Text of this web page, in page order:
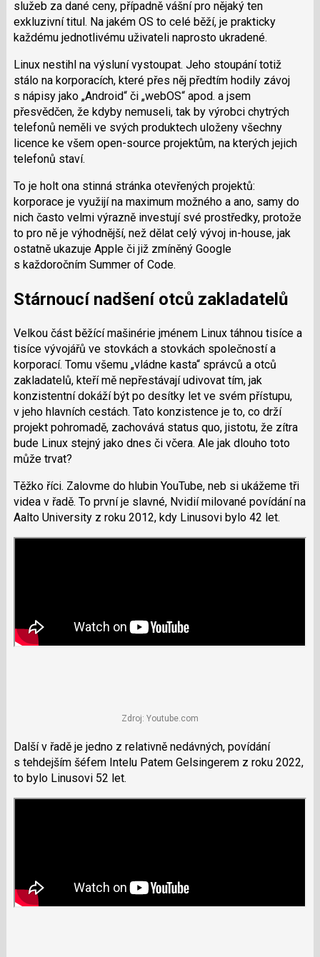
služeb za dané ceny, případně vášní pro nějaký ten
exkluzivní titul. Na jakém OS to celé běží, je prakticky
každému jednotlivému uživateli naprosto ukradené.
Linux nestihl na výsluní vystoupat. Jeho stoupání totiž
stálo na korporacích, které přes něj předtím hodily závoj
s nápisy jako „Android“ či „webOS“ apod. a jsem
přesvědčen, že kdyby nemuseli, tak by výrobci chytrých
telefonů neměli ve svých produktech uloženy všechny
licence ke všem open-source projektům, na kterých jejich
telefonů staví.
To je holt ona stinná stránka otevřených projektů:
korporace je využijí na maximum možného a ano, samy do
nich často velmi výrazně investují své prostředky, protože
to pro ně je výhodnější, než dělat celý vývoj in-house, jak
ostatně ukazuje Apple či již zmíněný Google
s každoročním Summer of Code.
Stárnoucí nadšení otců zakladatelů
Velkou část běžící mašinérie jménem Linux táhnou tisíce a
tisíce vývojářů ve stovkách a stovkách společností a
korporací. Tomu všemu „vládne kasta“ správců a otců
zakladatelů, kteří mě nepřestávají udivovat tím, jak
konzistentní dokáží být po desítky let ve svém přístupu,
v jeho hlavních cestách. Tato konzistence je to, co drží
projekt pohromadě, zachovává status quo, jistotu, že zítra
bude Linux stejný jako dnes či včera. Ale jak dlouho toto
může trvat?
Těžko říci. Zalovme do hlubin YouTube, neb si ukážeme tři
videa v řadě. To první je slavné, Nvidií milované povídání na
Aalto University z roku 2012, kdy Linusovi bylo 42 let.
Zdroj: Youtube.com
Další v řadě je jedno z relativně nedávných, povídání
s tehdejším šéfem Intelu Patem Gelsingerem z roku 2022,
to bylo Linusovi 52 let.